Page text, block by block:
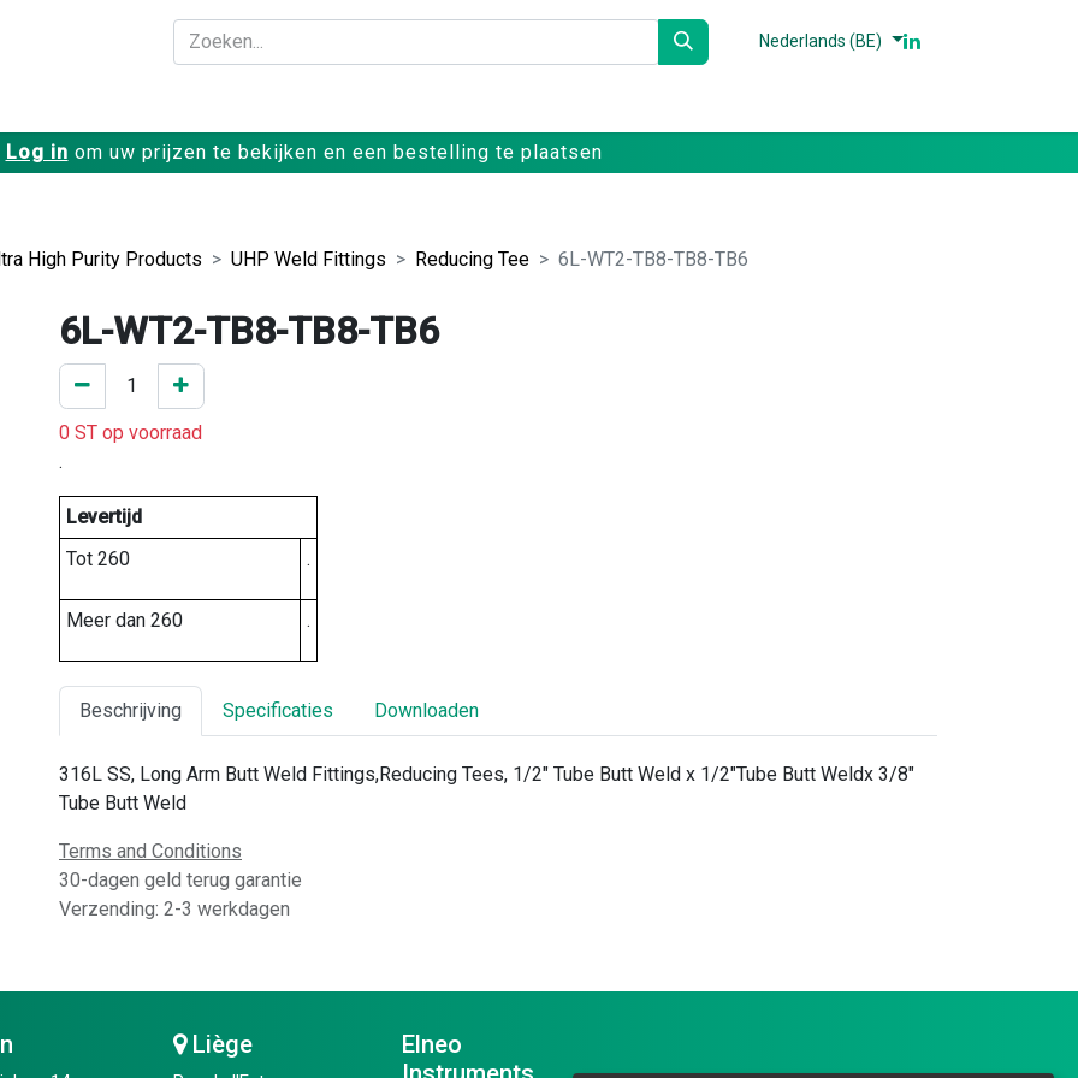
Nederlands (BE)
Log in om uw prijzen te bekijken en een bestelling te plaatsen
High Purity Products UHP Weld Fittings Reducing Tee 6L-WT2-TB8-TB8-TB6
6L-WT2-TB8-TB8-TB6
0 ST op voorraad
.
Levertijd
Tot 260
.
Meer dan 260 .
Beschrijving Specificaties Downloaden
316L SS, Long Arm Butt Weld Fittings,Reducing Tees, 1/2" Tube Butt Weld x 1/2"Tube Butt Weldx 3/8"
Tube Butt Weld
Terms and Conditions
30-dagen geld terug garantie
Verzending: 2-3 werkdagen
Liège
Elneo